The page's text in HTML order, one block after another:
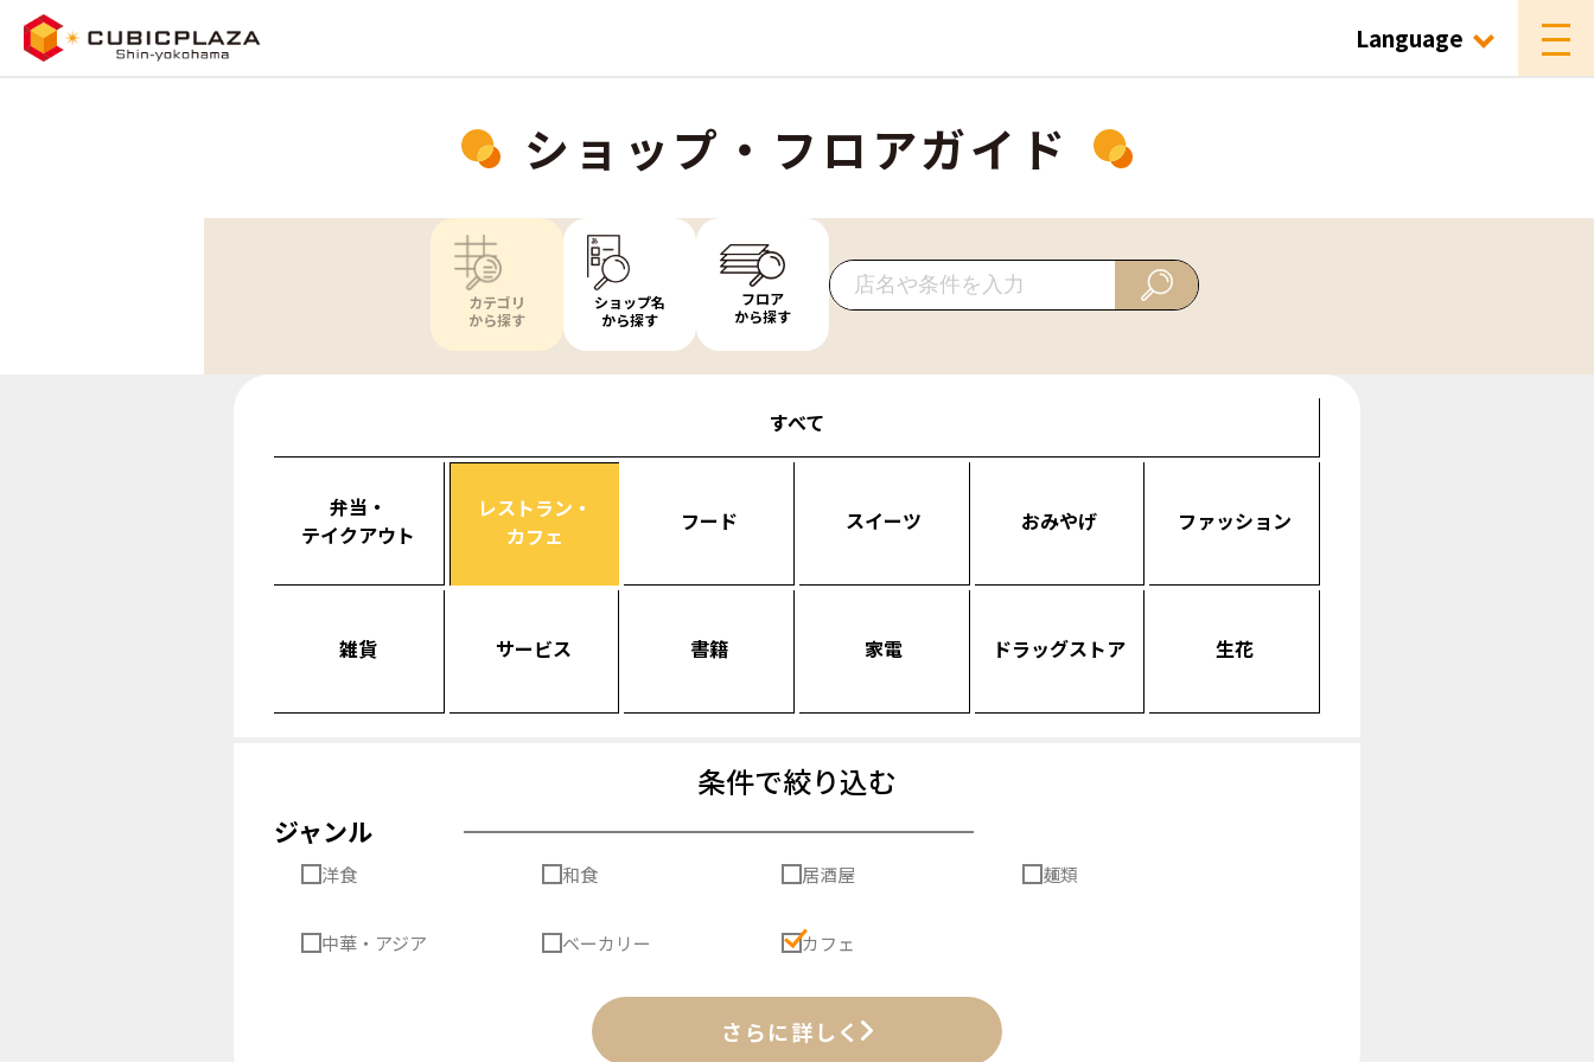
Language
ショップ・フロアガイド
カテゴリ
から探す
ショップ名
から探す
フロア
から探す
すべて
弁当・
テイクアウト
レストラン・
カフェ
フード スイーツ おみやげ ファッション
雑貨 サービス 書籍 家電 ドラッグストア 生花
条件で絞り込む
ジャンル
洋食 和食 居酒屋 麺類
中華・アジア ベーカリー カフェ
さらに詳しく